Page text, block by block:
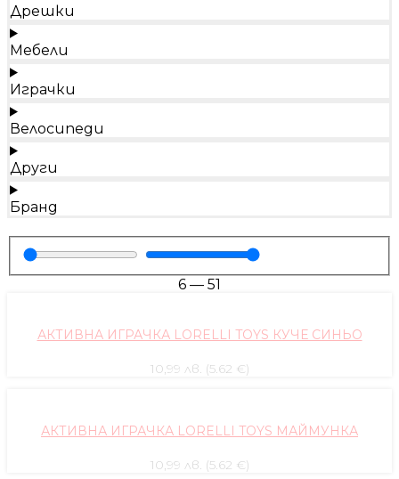
Дрешки
Мебели
Играчки
Велосипеди
Други
Бранд
6 — 51
АКТИВНА ИГРАЧКА LORELLI TOYS КУЧЕ СИНЬО
10,99 лв. (5.62 €)
АКТИВНА ИГРАЧКА LORELLI TOYS МАЙМУНКА
10,99 лв. (5.62 €)